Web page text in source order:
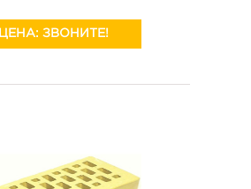
ЦЕНА: ЗВОНИТЕ!